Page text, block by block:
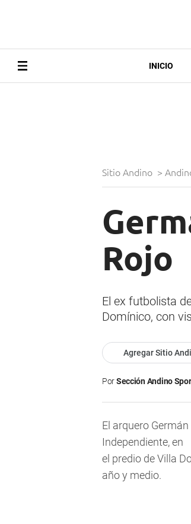
INICIO
Sitio Andino >
Rojo
El ex futbolista
Domínico, con
Agregar Sitio
PorSección Andino
El arquero
Independiente, en
el predio de Villa
año y medio.